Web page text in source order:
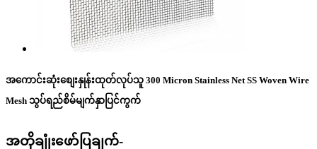
အကောင်းဆုံးစျေးနှုန်းထုတ်လုပ်သူ 300 Micron Stainless Net SS Woven Wire
Mesh သွပ်ရည်စိမ်မျက်နှာပြင်ကွက်
အတိုချုံးဖော်ပြချက်-